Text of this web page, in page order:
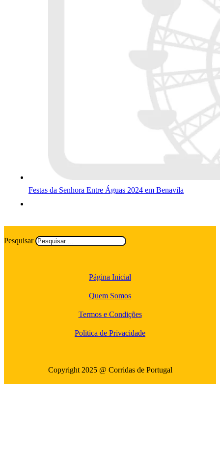
Festas da Senhora Entre Águas 2024 em Benavila
Pesquisar
Página Inicial
Quem Somos
Termos e Condições
Politica de Privacidade
Copyright 2025 @ Corridas de Portugal